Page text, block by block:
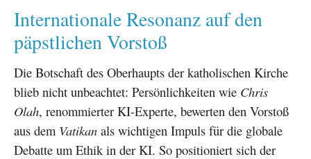
Internationale Resonanz auf den
päpstlichen Vorstoß
Die Botschaft des Oberhaupts der katholischen Kirche
blieb nicht unbeachtet: Persönlichkeiten wie Chris
Olah, renommierter KI-Experte, bewerten den Vorstoß
aus dem Vatikan als wichtigen Impuls für die globale
Debatte um Ethik in der KI. So positioniert sich der